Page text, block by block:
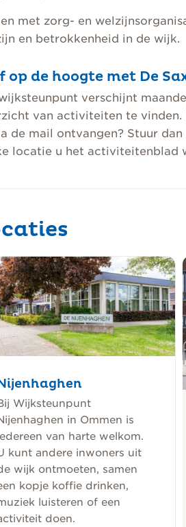
met zorg- en
en betrokkenheid in de wijk.
op de hoogte met De
verschijnt
van activiteiten te
de mail ontvangen? Stuur
locatie u het activiteitenblad
Wijksteunpunt
in Ommen is
van harte welkom.
kunt andere inwoners uit
wijk ontmoeten, samen
kopje koffie drinken,
luisteren of een
doen.